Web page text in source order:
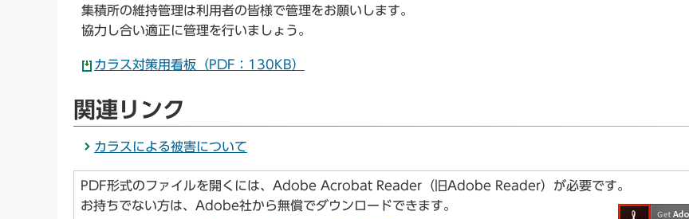
集積所の維持管理は利用者の皆様で管理をお願いします。
協力し合い適正に管理を行いましょう。
カラス対策用看板（PDF：130KB）
関連リンク
カラスによる被害について
PDF形式のファイルを開くには、Adobe Acrobat Reader（旧Adobe Reader）が必要です。
お持ちでない方は、Adobe社から無償でダウンロードできます。